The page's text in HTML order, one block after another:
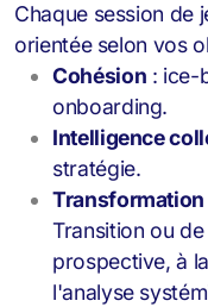
Chaque session de
orientée selon vos
Cohésion : ice-
onboarding.
Intelligence
stratégie.
Transformation
Transition ou
prospective, à
l'analyse